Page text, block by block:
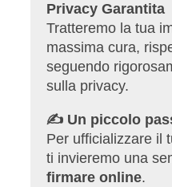
Privacy Garantita
Tratteremo la tua
massima cura,
seguendo
sulla privacy.
✍️ Un piccolo
Per ufficializzare il
ti invieremo una
firmare online.